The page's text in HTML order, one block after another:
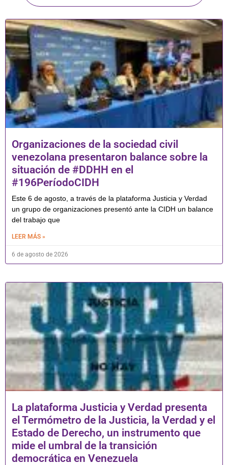
Organizaciones de la sociedad civil
venezolana presentaron balance sobre la
situación de #DDHH en el
#196PeríodoCIDH
Este 6 de agosto, a través de la plataforma Justicia y Verdad
un grupo de organizaciones presentó ante la CIDH un balance
del trabajo que
LEER MÁS »
6 de agosto de 2026
La plataforma Justicia y Verdad presenta
el Termómetro de la Justicia, la Verdad y el
Estado de Derecho, un instrumento que
mide el umbral de la transición
democrática en Venezuela